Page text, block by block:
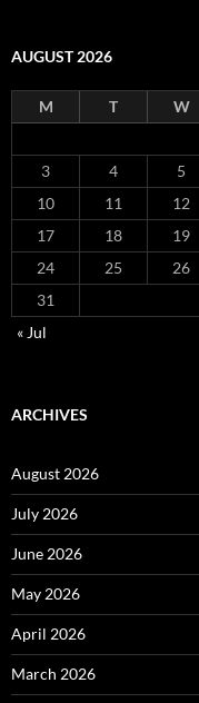
AUGUST 2026
M T W
3
4 5
10
11 12
17
18 19
24
25 26
31
« Jul
ARCHIVES
August 2026
July 2026
June 2026
May 2026
April 2026
March 2026